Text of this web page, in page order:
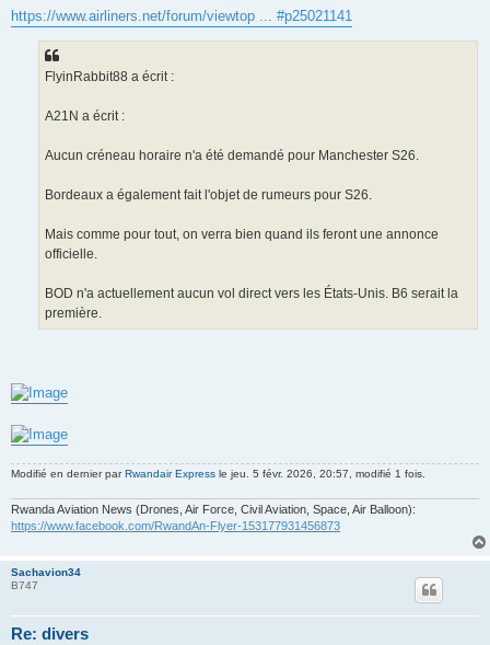
https://www.airliners.net/forum/viewtop ... #p25021141
FlyinRabbit88 a écrit :
A21N a écrit :
Aucun créneau horaire n'a été demandé pour Manchester S26.
Bordeaux a également fait l'objet de rumeurs pour S26.
Mais comme pour tout, on verra bien quand ils feront une annonce
officielle.
BOD n'a actuellement aucun vol direct vers les États-Unis. B6 serait la
première.
Modifié en dernier parRwandair Express le jeu. 5 févr. 2026, 20:57, modifié 1 fois.
Rwanda Aviation News (Drones, Air Force, Civil Aviation, Space, Air Balloon):
https://www.facebook.com/RwandAn-Flyer-153177931456873
Sachavion34
B747
Re: divers